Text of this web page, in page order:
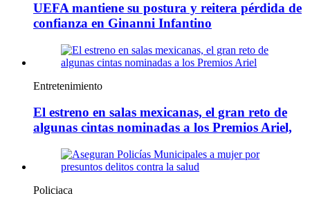
UEFA mantiene su postura y reitera pérdida de
confianza en Ginanni Infantino
Entretenimiento
El estreno en salas mexicanas, el gran reto de
algunas cintas nominadas a los Premios Ariel,
Policiaca